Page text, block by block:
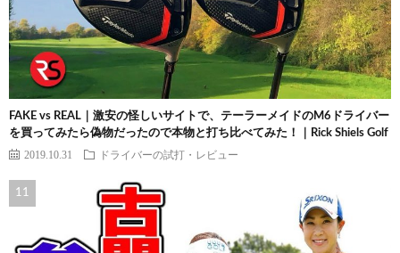
FAKE vs REAL｜激安の怪しいサイトで、テーラーメイドのM6ドライバー
を買ってみたら偽物だったので本物と打ち比べてみた！｜Rick Shiels Golf
2019.10.31 ドライバーの試打・レビュー